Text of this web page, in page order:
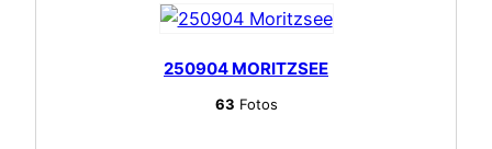
250904 MORITZSEE
63 Fotos